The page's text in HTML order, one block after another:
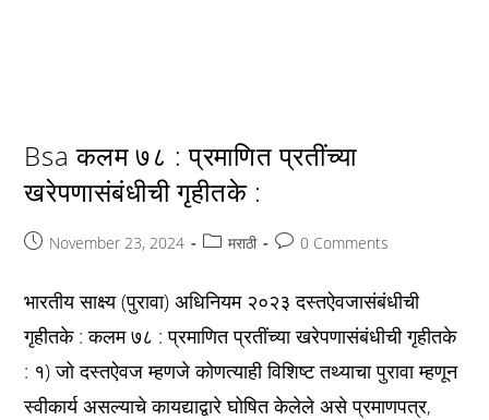
Bsa कलम ७८ : प्रमाणित प्रतींच्या
खरेपणासंबंधीची गृहीतके :
PostNovember 23, 2024
Postमराठी
Post0 Comments
भारतीय साक्ष्य (पुरावा) अधिनियम २०२३ दस्तऐवजासंबंधीची
गृहीतके : कलम ७८ : प्रमाणित प्रतींच्या खरेपणासंबंधीची गृहीतके
: १) जो दस्तऐवज म्हणजे कोणत्याही विशिष्ट तथ्याचा पुरावा म्हणून
स्वीकार्य असल्याचे कायद्याद्वारे घोषित केलेले असे प्रमाणपत्र,